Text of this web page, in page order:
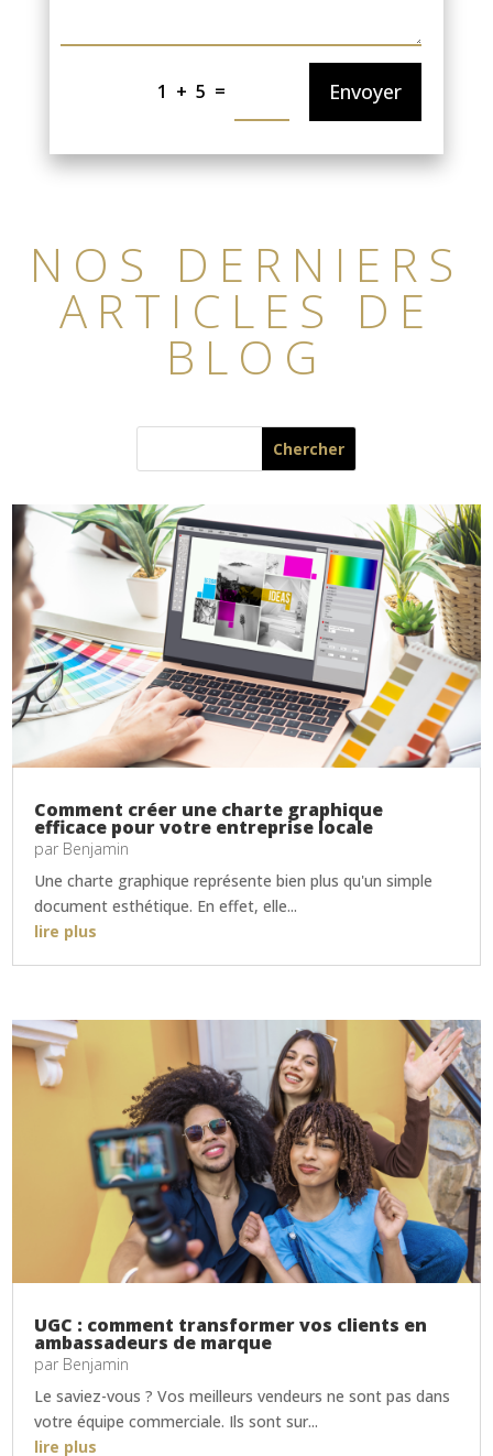
1 + 5 = Envoyer
NOS DERNIERS
ARTICLES DE
BLOG
Comment créer une charte graphique
efficace pour votre entreprise locale
par Benjamin
Une charte graphique représente bien plus qu'un simple
document esthétique. En effet, elle...
lire plus
UGC : comment transformer vos clients en
ambassadeurs de marque
par Benjamin
Le saviez-vous ? Vos meilleurs vendeurs ne sont pas dans
votre équipe commerciale. Ils sont sur...
lire plus